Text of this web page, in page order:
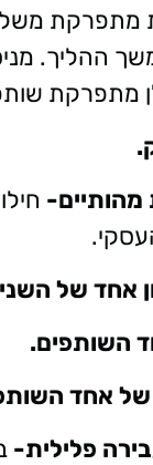
מתפרקת
ההליך.
מתפרקת
מהותיים-
אחד של
השותפים.
אחד
פלילית-